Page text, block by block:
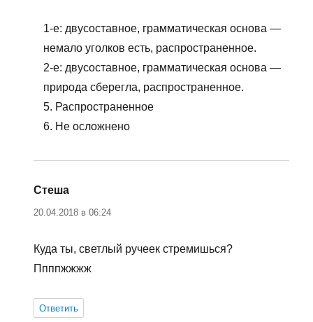
1-е: двусоставное, грамматическая основа —
немало уголков есть, распространенное.
2-е: двусоставное, грамматическая основа —
природа сберегла, распространенное.
5. Распространенное
6. Не осложнено
Стеша
20.04.2018 в 06:24
Куда ты, светлый ручеек стремишься?
Ппппжжжж
Ответить